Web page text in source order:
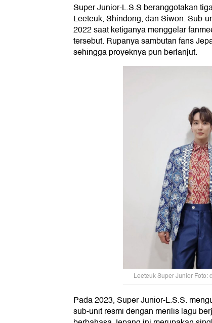
Super Junior-L.S.S beranggotakan
Leeteuk, Shindong, dan Siwon. Sub-
2022 saat ketiganya menggelar
tersebut. Rupanya sambutan fans
sehingga proyeknya pun berlanjut.
Leeteuk Super Junior Foto:
Pada 2023, Super Junior-L.S.S.
sub-unit resmi dengan merilis lagu